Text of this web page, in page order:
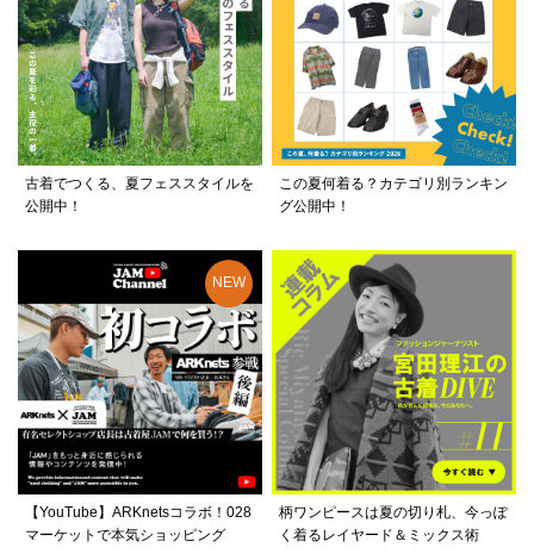
古着でつくる、夏フェススタイルを
公開中！
この夏何着る？カテゴリ別ランキン
グ公開中！
【YouTube】ARKnetsコラボ！028
マーケットで本気ショッピング
柄ワンピースは夏の切り札、今っぽ
く着るレイヤード＆ミックス術